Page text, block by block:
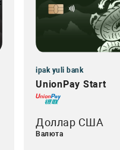
ipak yuli bank
UnionPay Start
Доллар США
Валюта